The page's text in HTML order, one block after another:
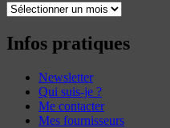
Toutes
reliures
Infos pratiques
Newsletter
Qui suis-je ?
Me contacter
Mes fournisseurs